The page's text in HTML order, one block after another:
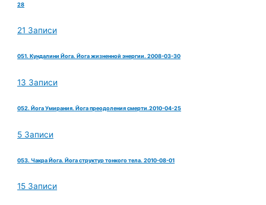
28
21 Записи
051. Кундалини Йога. Йога жизненной энергии. 2008-03-30
13 Записи
052. Йога Умирания. Йога преодоления смерти.2010-04-25
5 Записи
053. Чакра Йога. Йога структур тонкого тела. 2010-08-01
15 Записи